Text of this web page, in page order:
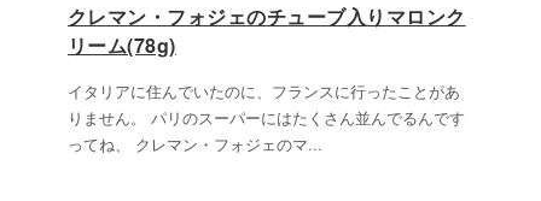
クレマン・フォジェのチューブ入りマロンク
リーム(78g)
イタリアに住んでいたのに、フランスに行ったことがあ
りません。 パリのスーパーにはたくさん並んでるんです
ってね、 クレマン・フォジェのマ...